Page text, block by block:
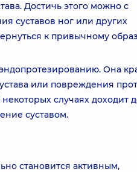
Достичь этого можно с
суставов ног или других
к привычному
Она
или повреждения
случаях доходит
суставом.
становится активным,